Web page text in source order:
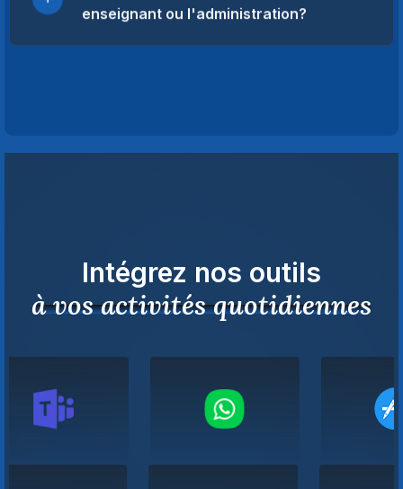
enseignant ou l'administration?
Intégrez nos outils
à vos activités quotidiennes